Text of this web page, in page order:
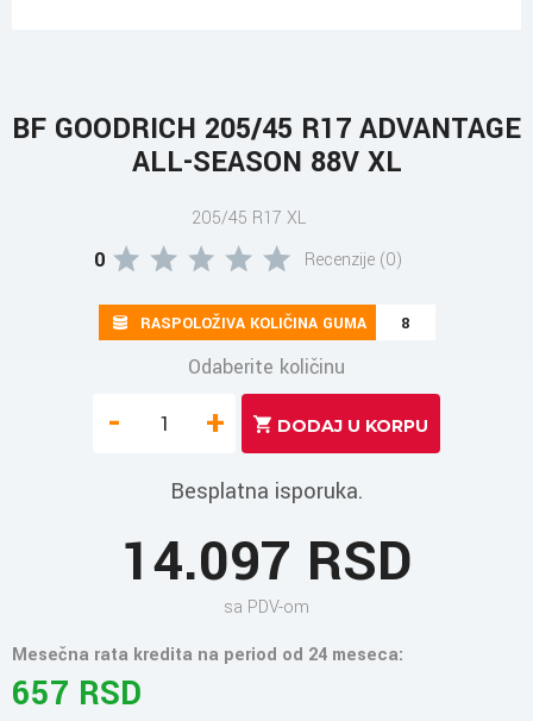
BF GOODRICH 205/45 R17 ADVANTAGE
ALL-SEASON 88V XL
205/45 R17 XL
0 Recenzije (0)
RASPOLOŽIVA KOLIČINA GUMA 8
Odaberite količinu
- +
Besplatna isporuka.
14.097 RSD
sa PDV-om
Mesečna rata kredita na period od 24 meseca:
657 RSD